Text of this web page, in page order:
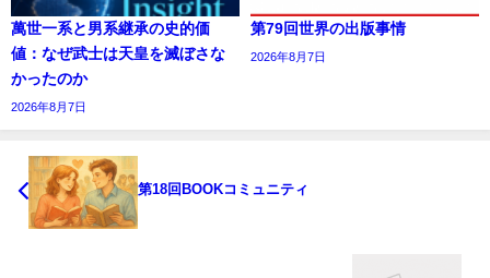
萬世一系と男系継承の史的価
値：なぜ武士は天皇を滅ぼさな
かったのか
2026年8月7日
第79回世界の出版事情
2026年8月7日
第18回BOOKコミュニティ